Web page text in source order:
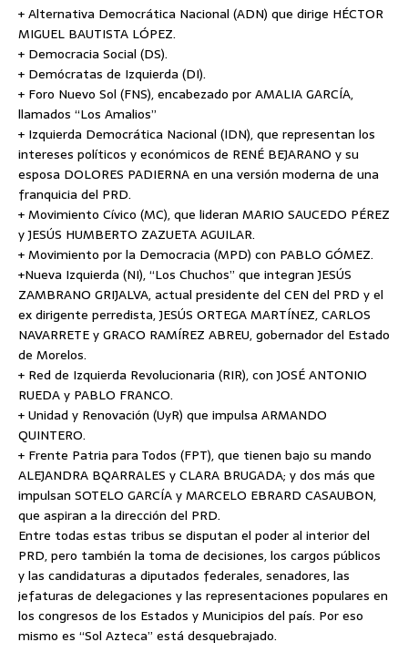
+ Alternativa Democrática Nacional (ADN) que dirige HÉCTOR
MIGUEL BAUTISTA LÓPEZ.
+ Democracia Social (DS).
+ Demócratas de Izquierda (DI).
+ Foro Nuevo Sol (FNS), encabezado por AMALIA GARCÍA,
llamados “Los Amalios”
+ Izquierda Democrática Nacional (IDN), que representan los
intereses políticos y económicos de RENÉ BEJARANO y su
esposa DOLORES PADIERNA en una versión moderna de una
franquicia del PRD.
+ Movimiento Cívico (MC), que lideran MARIO SAUCEDO PÉREZ
y JESÚS HUMBERTO ZAZUETA AGUILAR.
+ Movimiento por la Democracia (MPD) con PABLO GÓMEZ.
+Nueva Izquierda (NI), “Los Chuchos” que integran JESÚS
ZAMBRANO GRIJALVA, actual presidente del CEN del PRD y el
ex dirigente perredista, JESÚS ORTEGA MARTÍNEZ, CARLOS
NAVARRETE y GRACO RAMÍREZ ABREU, gobernador del Estado
de Morelos.
+ Red de Izquierda Revolucionaria (RIR), con JOSÉ ANTONIO
RUEDA y PABLO FRANCO.
+ Unidad y Renovación (UyR) que impulsa ARMANDO
QUINTERO.
+ Frente Patria para Todos (FPT), que tienen bajo su mando
ALEJANDRA BQARRALES y CLARA BRUGADA; y dos más que
impulsan SOTELO GARCÍA y MARCELO EBRARD CASAUBON,
que aspiran a la dirección del PRD.
Entre todas estas tribus se disputan el poder al interior del
PRD, pero también la toma de decisiones, los cargos públicos
y las candidaturas a diputados federales, senadores, las
jefaturas de delegaciones y las representaciones populares en
los congresos de los Estados y Municipios del país. Por eso
mismo es “Sol Azteca” está desquebrajado.